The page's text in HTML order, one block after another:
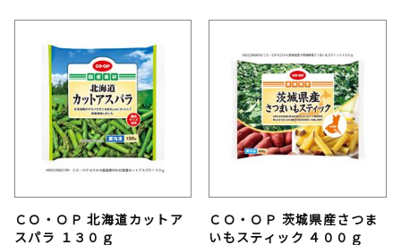
ＣＯ・ＯＰ 北海道カットア
スパラ １３０ｇ
ＣＯ・ＯＰ 茨城県産さつま
いもスティック ４００ｇ